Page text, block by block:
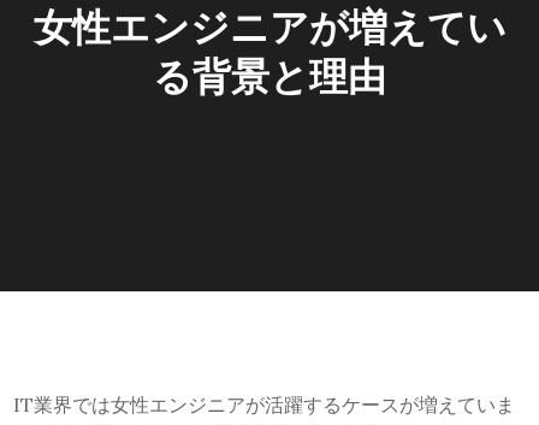
女性エンジニアが増えてい
る背景と理由
IT業界では女性エンジニアが活躍するケースが増えていま